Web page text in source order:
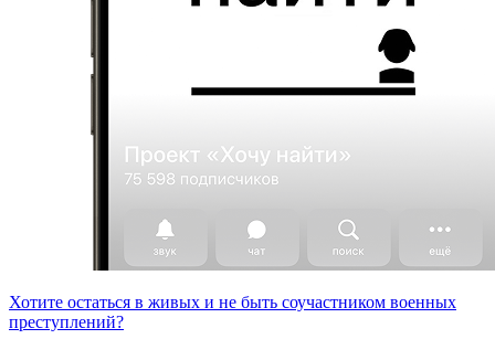
Хотите остаться в живых и не быть соучастником военных
преступлений?